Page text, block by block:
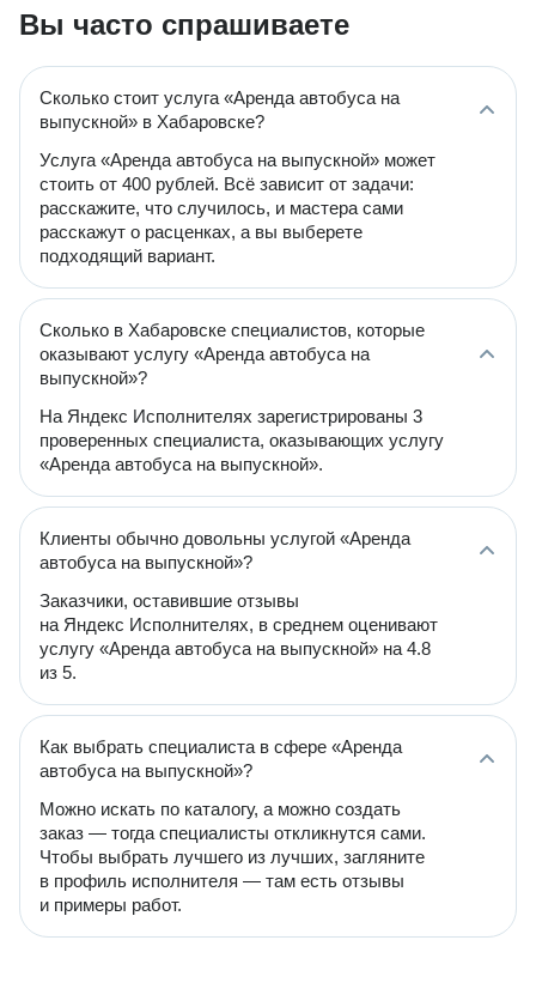
Вы часто спрашиваете
Сколько стоит услуга «Аренда автобуса на
выпускной» в Хабаровске?
Услуга «Аренда автобуса на выпускной» может
стоить от 400 рублей. Всё зависит от задачи:
расскажите, что случилось, и мастера сами
расскажут о расценках, а вы выберете
подходящий вариант.
Сколько в Хабаровске специалистов, которые
оказывают услугу «Аренда автобуса на
выпускной»?
На Яндекс Исполнителях зарегистрированы 3
проверенных специалиста, оказывающих услугу
«Аренда автобуса на выпускной».
Клиенты обычно довольны услугой «Аренда
автобуса на выпускной»?
Заказчики, оставившие отзывы
на Яндекс Исполнителях, в среднем оценивают
услугу «Аренда автобуса на выпускной» на 4.8
из 5.
Как выбрать специалиста в сфере «Аренда
автобуса на выпускной»?
Можно искать по каталогу, а можно создать
заказ — тогда специалисты откликнутся сами.
Чтобы выбрать лучшего из лучших, загляните
в профиль исполнителя — там есть отзывы
и примеры работ.